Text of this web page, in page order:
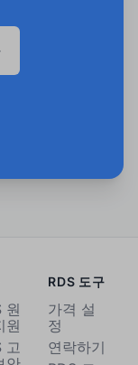
원
원
고
RDS 도구
가격 설
정
연락하기